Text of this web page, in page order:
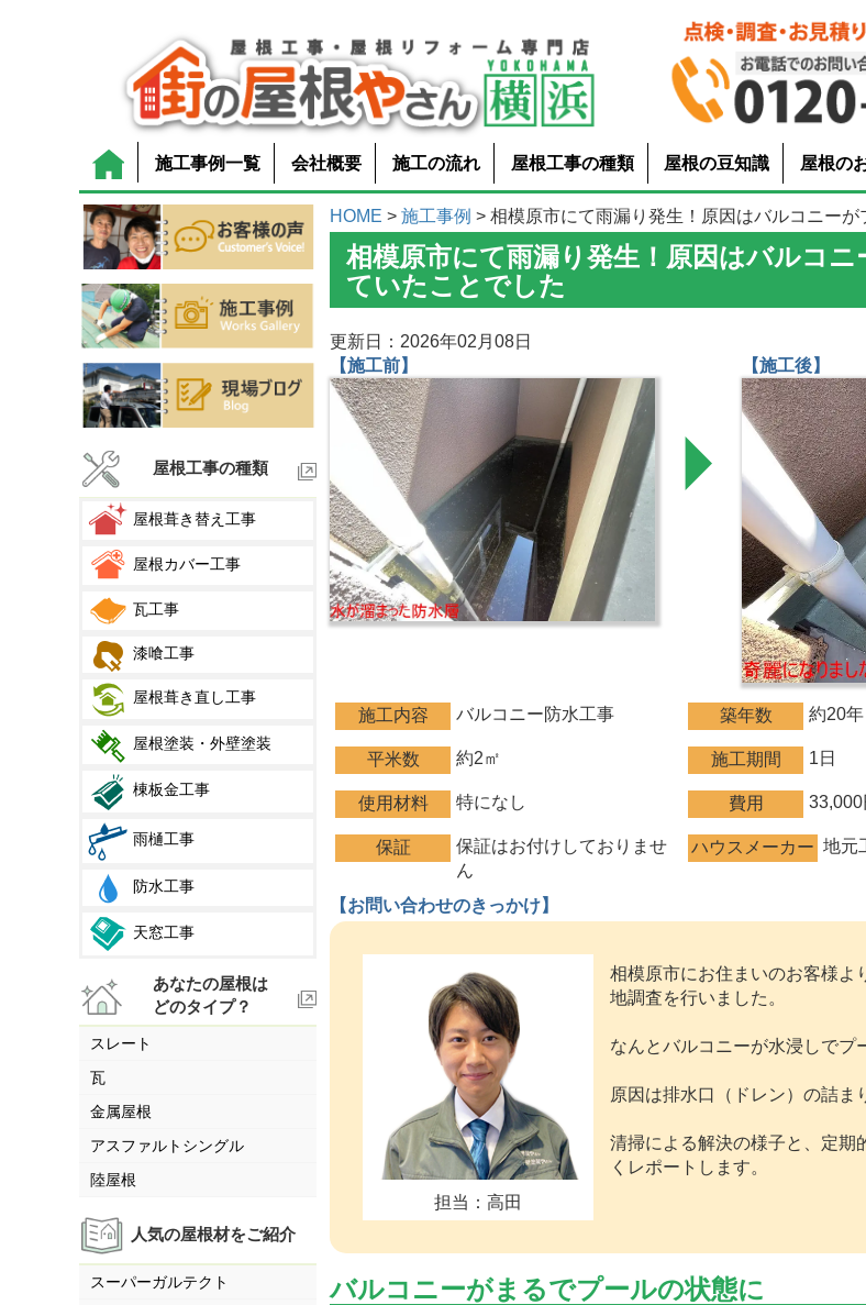
施工事例一覧 会社概要 施工の流れ 屋根工事の種類 屋根の豆知識 屋根の
屋根工事の種類
屋根葺き替え工事
屋根カバー工事
瓦工事
漆喰工事
屋根葺き直し工事
屋根塗装・外壁塗装
棟板金工事
雨樋工事
防水工事
天窓工事
あなたの屋根は
どのタイプ？
スレート
瓦
金属屋根
アスファルトシングル
陸屋根
人気の屋根材をご紹介
スーパーガルテクト
HOME > 施工事例 > 相模原市にて雨漏り発生！原因はバルコニーが
相模原市にて雨漏り発生！原因はバルコ
ていたことでした
更新日：2026年02月08日
【施工前】
【施工後】
施工内容 バルコニー防水工事 築年数 約20年
平米数 約2㎡ 施工期間 1日
使用材料 特になし 費用 33,000
保証
保証はお付けしておりませ
ん
ハウスメーカー 地元
【お問い合わせのきっかけ】
担当：高田
相模原市にお住まいのお客様よ
地調査を行いました。
なんとバルコニーが水浸しでプ
原因は排水口（ドレン）の詰ま
清掃による解決の様子と、定期
くレポートします。
バルコニーがまるでプールの状態に